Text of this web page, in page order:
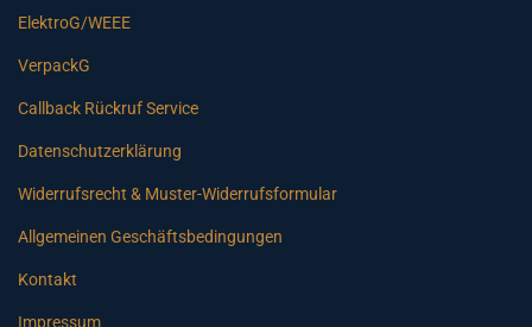
ElektroG/WEEE
VerpackG
Callback Rückruf Service
Datenschutzerklärung
Widerrufsrecht & Muster-Widerrufsformular
Allgemeinen Geschäftsbedingungen
Kontakt
Impressum